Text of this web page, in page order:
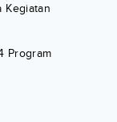
Kegiatan
Program